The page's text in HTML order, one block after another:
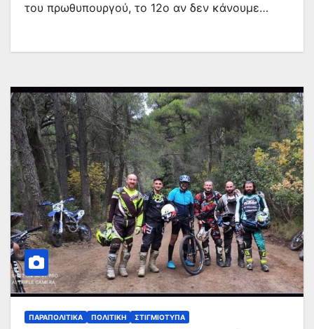
του πρωθυπουργού, το 12ο αν δεν κάνουμε…
ΠΑΡΑΠΟΛΙΤΙΚΆ ΠΟΛΙΤΙΚΉ ΣΤΙΓΜΙΌΤΥΠΑ